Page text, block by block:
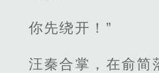
你先绕开！”
汪秦合掌，在俞简